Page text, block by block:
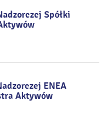
Spółki
ENEA
Aktywów